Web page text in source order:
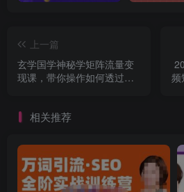
上一篇
玄学国学神秘学矩阵流量变
现课，带你操作如何透过强
频
相关推荐